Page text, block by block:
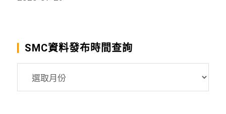
SMC資料發布時間查詢